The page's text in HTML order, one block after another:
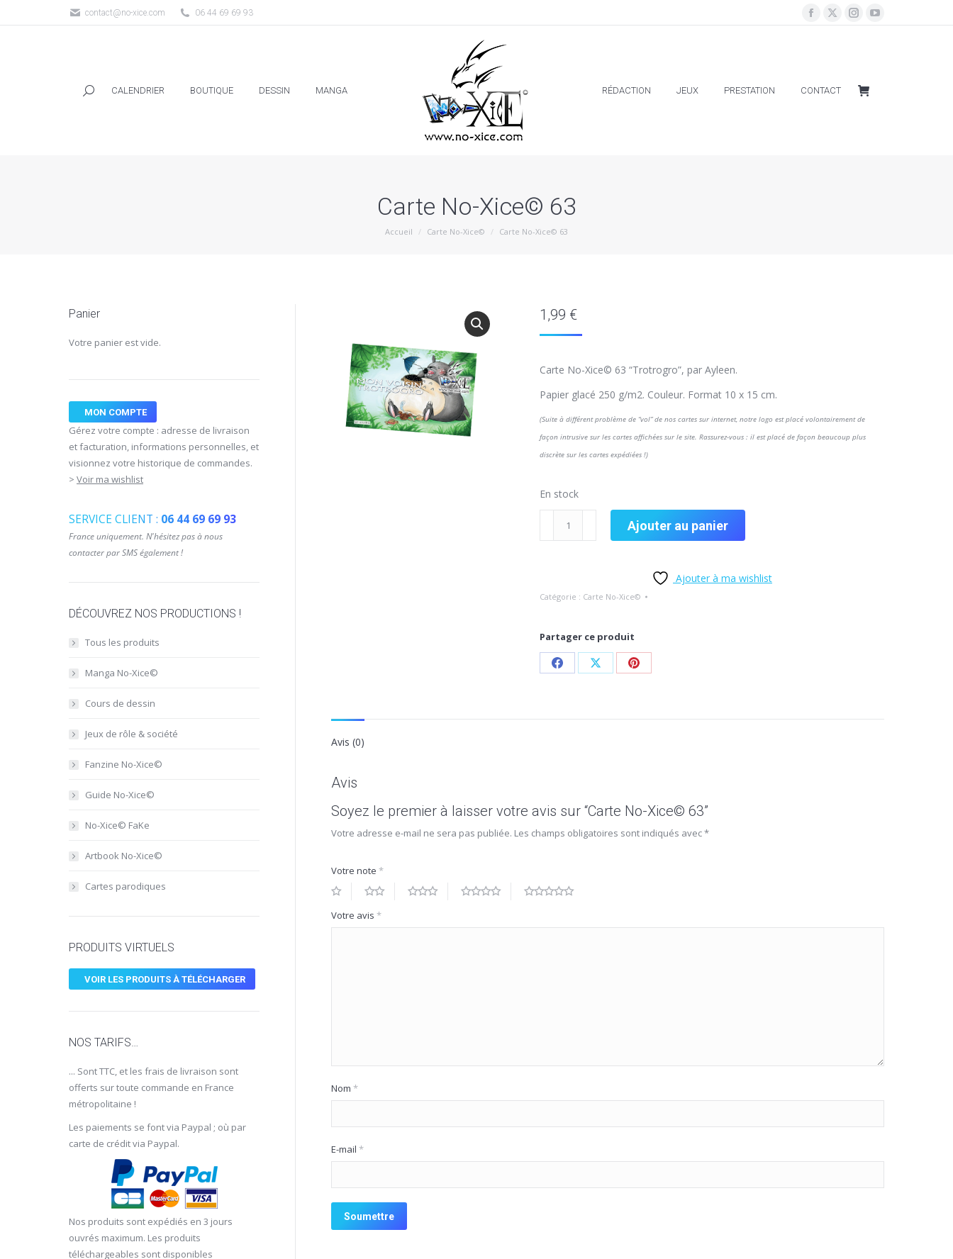
contact@no-xice.com 06 44 69 69 93
CALENDRIER BOUTIQUE DESSIN MANGA RÉDACTION JEUX PRESTATION CONTACT
Carte No-Xice© 63
Vous êtes ici :
Accueil Carte No-Xice© Carte No-Xice© 63
1,99 €
Carte No-Xice© 63 “Trotrogro”, par Ayleen.
Papier glacé 250 g/m2. Couleur. Format 10 x 15 cm.
(Suite à différent problème de “vol” de nos cartes sur internet, notre logo est placé volontairement de
façon intrusive sur les cartes affichées sur le site. Rassurez-vous : il est placé de façon beaucoup plus
discrète sur les cartes expédiées !)
En stock
Ajouter au panier
Ajouter à ma wishlist
Catégorie : Carte No-Xice©
Partager ce produit
Avis (0)
Avis
Soyez le premier à laisser votre avis sur “Carte No-Xice© 63”
Votre adresse e-mail ne sera pas publiée. Les champs obligatoires sont indiqués avec*
Votre note *
Votre avis *
Nom *
E-mail *
Panier
Votre panier est vide.
MON COMPTE
Gérez votre compte : adresse de livraison
et facturation, informations personnelles, et
visionnez votre historique de commandes.
> Voir ma wishlist
SERVICE CLIENT : 06 44 69 69 93
France uniquement. N'hésitez pas à nous
contacter par SMS également !
DÉCOUVREZ NOS PRODUCTIONS !
Tous les produits
Manga No-Xice©
Cours de dessin
Jeux de rôle & société
Fanzine No-Xice©
Guide No-Xice©
No-Xice© FaKe
Artbook No-Xice©
Cartes parodiques
PRODUITS VIRTUELS
VOIR LES PRODUITS À TÉLÉCHARGER
NOS TARIFS…
... Sont TTC, et les frais de livraison sont
offerts sur toute commande en France
métropolitaine !
Les paiements se font via Paypal ; où par
carte de crédit via Paypal.
Nos produits sont expédiés en 3 jours
ouvrés maximum. Les produits
téléchargeables sont disponibles